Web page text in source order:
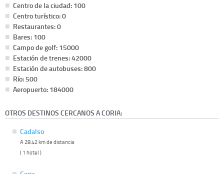
Centro de la ciudad: 100
Centro turístico: 0
Restaurantes: 0
Bares: 100
Campo de golf: 15000
Estación de trenes: 42000
Estación de autobuses: 800
Río: 500
Aeropuerto: 184000
OTROS DESTINOS CERCANOS A CORIA:
Cadalso
A 28.42 km de distancia
( 1 hotel )